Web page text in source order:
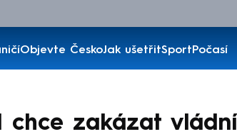
Objevte ČeskoJak ušetřitSportPočasí
chce zakázat vládní